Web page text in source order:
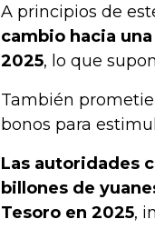
A principios de
cambio hacia
2025, lo que
También
bonos para
Las autoridades
billones de
Tesoro en 2025,